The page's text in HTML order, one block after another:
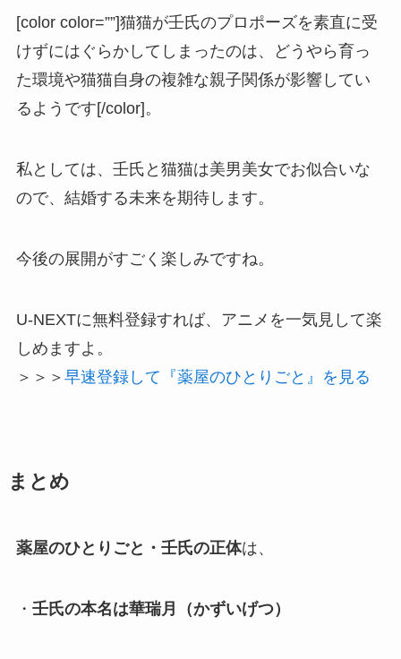
[color color=””]猫猫が壬氏のプロポーズを素直に受
けずにはぐらかしてしまったのは、どうやら育っ
た環境や猫猫自身の複雑な親子関係が影響してい
るようです[/color]。
私としては、壬氏と猫猫は美男美女でお似合いな
ので、結婚する未来を期待します。
今後の展開がすごく楽しみですね。
U-NEXTに無料登録すれば、アニメを一気見して楽
しめますよ。
＞＞＞ 早速登録して『薬屋のひとりごと』を見る
まとめ
薬屋のひとりごと・壬氏の正体は、
・ 壬氏の本名は華瑞月（かずいげつ）